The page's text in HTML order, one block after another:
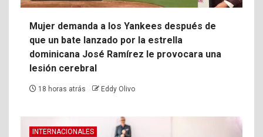
Mujer demanda a los Yankees después de
que un bate lanzado por la estrella
dominicana José Ramírez le provocara una
lesión cerebral
18 horas atrás Eddy Olivo
INTERNACIONALES